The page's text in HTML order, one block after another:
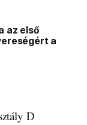
az első
a
D